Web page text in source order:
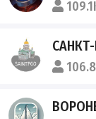
САНКТ-